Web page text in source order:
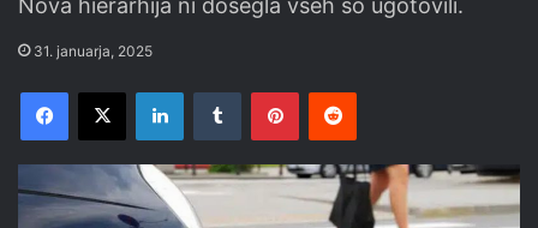
Nova hierarhija ni dosegla vseh so ugotovili.
31. januarja, 2025
Facebook
X LinkedInTumblr PinterestReddit